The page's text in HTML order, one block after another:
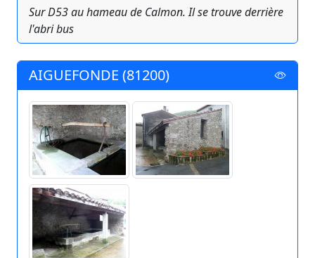
Sur D53 au hameau de Calmon. Il se trouve derrière
l'abri bus
AIGUEFONDE (81200)